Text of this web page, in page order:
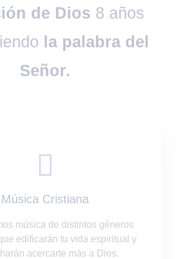
de Dios 8 años
la palabra del
Señor.
Música Cristiana
música de distintos géneros
edificarán tu vida espiritual y
acercarte más a Dios.